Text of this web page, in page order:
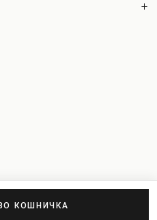
КОШНИЧКА
задржани. Поставки за колачиња